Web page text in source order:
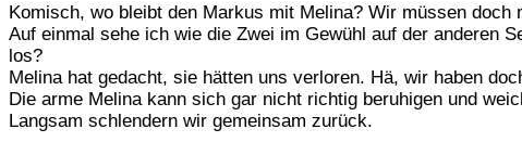
Komisch, wo bleibt den Markus mit Melina? Wir müssen doch
Auf einmal sehe ich wie die Zwei im Gewühl auf der anderen
los?
Melina hat gedacht, sie hätten uns verloren. Hä, wir haben
Die arme Melina kann sich gar nicht richtig beruhigen und
Langsam schlendern wir gemeinsam zurück.